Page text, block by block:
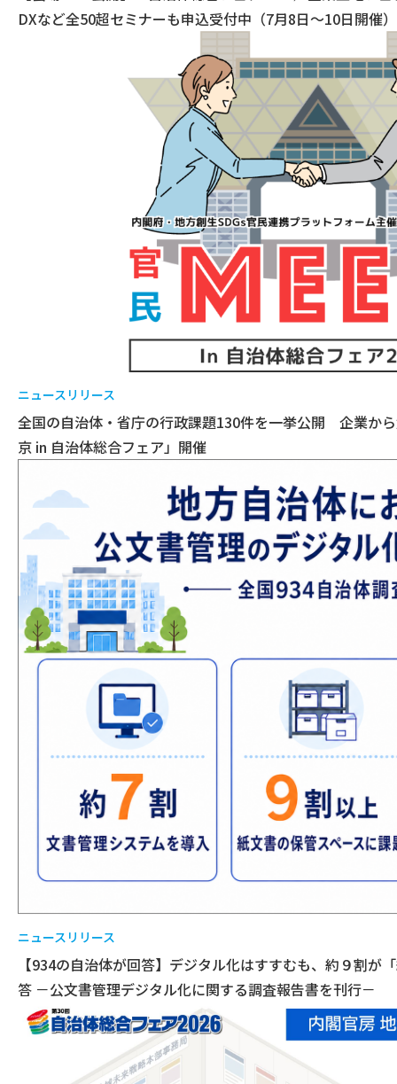
DXなど全50超セミナーも申込受付中（7月8日～10日開催）
ニュースリリース
全国の自治体・省庁の行政課題130件を一挙公開 企業か
京 in 自治体総合フェア」開催
ニュースリリース
【934の自治体が回答】デジタル化はすすむも、約９割が
答 －公文書管理デジタル化に関する調査報告書を刊行－